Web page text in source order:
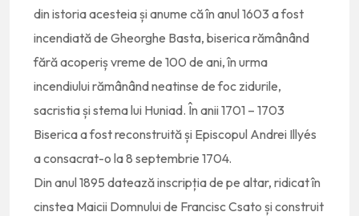
din istoria acesteia și anume că în anul 1603 a fost
incendiată de Gheorghe Basta, biserica rămânând
fără acoperiș vreme de 100 de ani, în urma
incendiului rămânând neatinse de foc zidurile,
sacristia și stema lui Huniad. În anii 1701 – 1703
Biserica a fost reconstruită și Episcopul Andrei Illyés
a consacrat-o la 8 septembrie 1704.
Din anul 1895 datează inscripția de pe altar, ridicat în
cinstea Maicii Domnului de Francisc Csato și construit